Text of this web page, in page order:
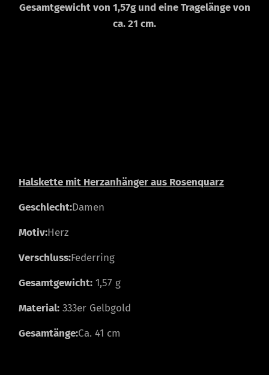
Gesamtgewicht von 1,57g und eine Tragelänge von
ca. 21 cm.
Halskette mit Herzanhänger aus Rosenquarz
Geschlecht:Damen
Motiv:Herz
Verschluss:Federring
Gesamtgewicht: 1,57 g
Material: 333er Gelbgold
Gesamtänge:Ca. 41 cm